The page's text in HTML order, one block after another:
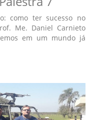
como ter sucesso no
Me. Daniel Carnieto
em um mundo já